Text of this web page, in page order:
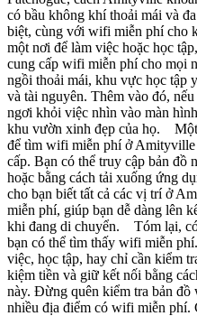
có bầu không khí thoải mái và
biệt, cùng với wifi miễn phí cho
một nơi để làm việc hoặc học
cung cấp wifi miễn phí cho mọi
ngồi thoải mái, khu vực học tập
và tài nguyên. Thêm vào đó,
ngơi khỏi việc nhìn vào màn
khu vườn xinh đẹp của họ.
để tìm wifi miễn phí ở
cấp. Bạn có thể truy cập bản đồ
hoặc bằng cách tải xuống ứng
cho bạn biết tất cả các vị trí ở
miễn phí, giúp bạn dễ dàng lên
khi đang di chuyển. Tóm lại,
bạn có thể tìm thấy wifi miễn
việc, học tập, hay chỉ cần kiểm
kiệm tiền và giữ kết nối bằng
này. Đừng quên kiểm tra bản
nhiều địa điểm có wifi miễn phí.